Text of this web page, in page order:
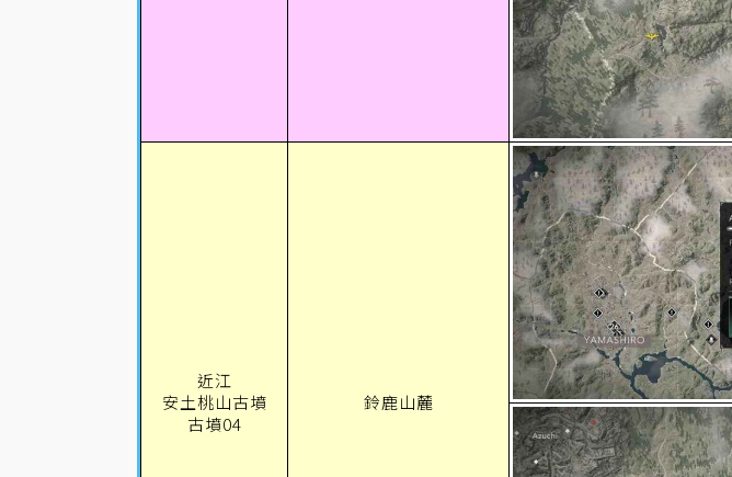
近江
安土桃山古墳
古墳04
鈴鹿山麓